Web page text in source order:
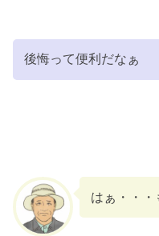
後悔って便利だなぁ
はぁ・・・